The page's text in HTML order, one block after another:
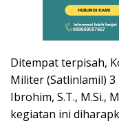
Ditempat terpisah,
Militer (Satlinlamil) 3
Ibrohim, S.T., M.Si.,
kegiatan ini